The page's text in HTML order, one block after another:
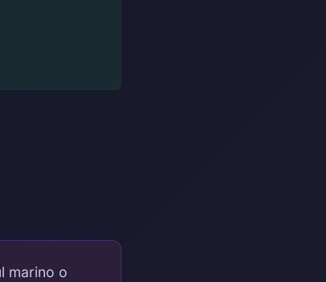
marino o